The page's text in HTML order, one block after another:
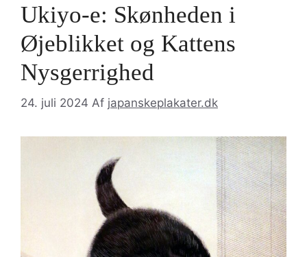
Ukiyo-e: Skønheden i
Øjeblikket og Kattens
Nysgerrighed
24. juli 2024 Af japanskeplakater.dk